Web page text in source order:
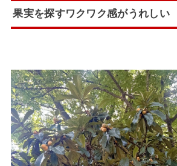
果実を探すワクワク感がうれしい